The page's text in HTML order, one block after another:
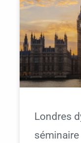
Londres
séminaire